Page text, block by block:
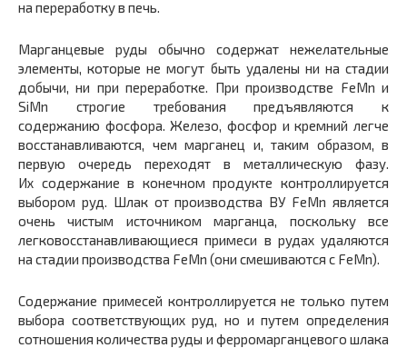
на переработку в печь.
Марганцевые руды обычно содержат нежелательные
элементы, которые не могут быть удалены ни на стадии
добычи, ни при переработке. При производстве FeMn и
SiMn строгие требования предъявляются к
содержанию фосфора. Железо, фосфор и кремний легче
восстанавливаются, чем марганец и, таким образом, в
первую очередь переходят в металлическую фазу.
Их содержание в конечном продукте контроллируется
выбором руд. Шлак от производства ВУ FeMn является
очень чистым источником марганца, поскольку все
легковосстанавливающиеся примеси в рудах удаляются
на стадии производства FeMn (они смешиваются с FeMn).
Содержание примесей контроллируется не только путем
выбора соответствующих руд, но и путем определения
сотношения количества руды и ферромарганцевого шлака